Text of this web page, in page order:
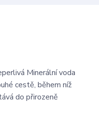
Minerální voda
cestě, během níž
do přirozeně